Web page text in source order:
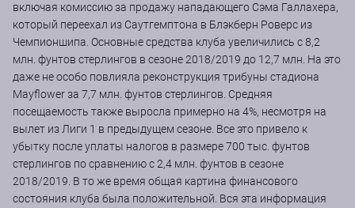
включая комиссию за продажу нападающего Сэма Галлахера,
который переехал из Саутгемптона в Блэкберн Роверс из
Чемпионшипа. Основные средства клуба увеличились с 8,2
млн. фунтов стерлингов в сезоне 2018/2019 до 12,7 млн. На это
даже не особо повлияла реконструкция трибуны стадиона
Mayflower за 7,7 млн. ​​фунтов стерлингов. Средняя
посещаемость также выросла примерно на 4%, несмотря на
вылет из Лиги 1 в предыдущем сезоне. Все это привело к
убытку после уплаты налогов в размере 700 тыс. фунтов
стерлингов по сравнению с 2,4 млн. фунтов в сезоне
2018/2019. В то же время общая картина финансового
состояния клуба была положительной. Вся эта информация